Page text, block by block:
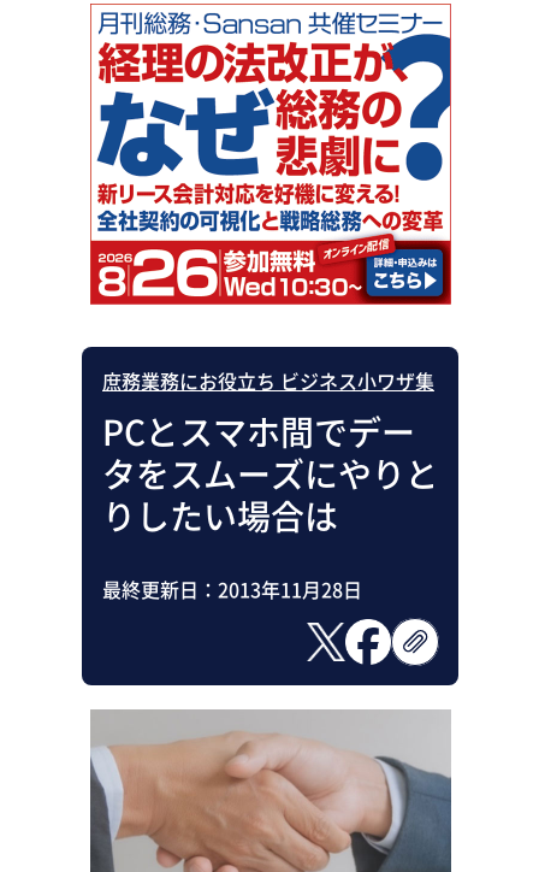
リスクマネジメント・BCP
社外・社内広報
社外・社内コミュニケーション活性化
FM・オフィス移転
CSR・SDGs
テクノロジー活用・DX
助成金・補助金・コスト削減
アウトソーシング・BPO
調査・レポート
庶務業務にお役立ち ビジネス小ワザ集
PCとスマホ間でデー
タをスムーズにやりと
りしたい場合は
最終更新日： 2013年11月28日